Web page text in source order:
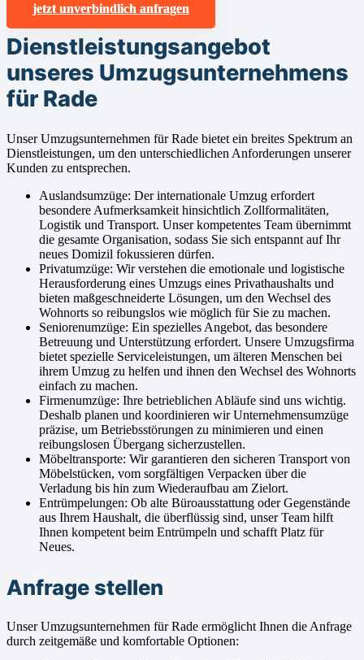
jetzt unverbindlich anfragen
Dienstleistungsangebot
unseres Umzugsunternehmens
für Rade
Unser Umzugsunternehmen für Rade bietet ein breites Spektrum an
Dienstleistungen, um den unterschiedlichen Anforderungen unserer
Kunden zu entsprechen.
Auslandsumzüge: Der internationale Umzug erfordert
besondere Aufmerksamkeit hinsichtlich Zollformalitäten,
Logistik und Transport. Unser kompetentes Team übernimmt
die gesamte Organisation, sodass Sie sich entspannt auf Ihr
neues Domizil fokussieren dürfen.
Privatumzüge: Wir verstehen die emotionale und logistische
Herausforderung eines Umzugs eines Privathaushalts und
bieten maßgeschneiderte Lösungen, um den Wechsel des
Wohnorts so reibungslos wie möglich für Sie zu machen.
Seniorenumzüge: Ein spezielles Angebot, das besondere
Betreuung und Unterstützung erfordert. Unsere Umzugsfirma
bietet spezielle Serviceleistungen, um älteren Menschen bei
ihrem Umzug zu helfen und ihnen den Wechsel des Wohnorts
einfach zu machen.
Firmenumzüge: Ihre betrieblichen Abläufe sind uns wichtig.
Deshalb planen und koordinieren wir Unternehmensumzüge
präzise, um Betriebsstörungen zu minimieren und einen
reibungslosen Übergang sicherzustellen.
Möbeltransporte: Wir garantieren den sicheren Transport von
Möbelstücken, vom sorgfältigen Verpacken über die
Verladung bis hin zum Wiederaufbau am Zielort.
Entrümpelungen: Ob alte Büroausstattung oder Gegenstände
aus Ihrem Haushalt, die überflüssig sind, unser Team hilft
Ihnen kompetent beim Entrümpeln und schafft Platz für
Neues.
Anfrage stellen
Unser Umzugsunternehmen für Rade ermöglicht Ihnen die Anfrage
durch zeitgemäße und komfortable Optionen: